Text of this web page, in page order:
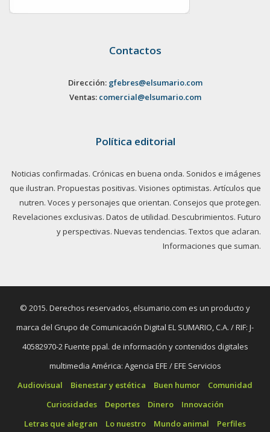
Contactos
Dirección: gfebres@elsumario.com
Ventas: comercial@elsumario.com
Política editorial
Noticias confirmadas. Crónicas en buena onda. Sonidos e imágenes
que ilustran. Propuestas positivas. Visiones optimistas. Artículos que
nutren. Voces y personajes que orientan. Consejos que protegen.
Revelaciones exclusivas. Datos de utilidad. Descubrimientos. Futuro
y perspectivas. Nuevas tendencias. Textos que aclaran.
Informaciones que suman.
© 2015. Derechos reservados, elsumario.com es un producto y
marca del Grupo de Comunicación Digital EL SUMARIO, C.A. / RIF: J-
40582970-2 Fuente ppal. de información y contenidos digitales
multimedia América: Agencia EFE / EFE Servicios
Audiovisual
Bienestar y estética Buen humor
Comunidad
Curiosidades
Deportes Dinero
Innovación
Letras que alegran
Lo nuestro Mundo animal Perfiles